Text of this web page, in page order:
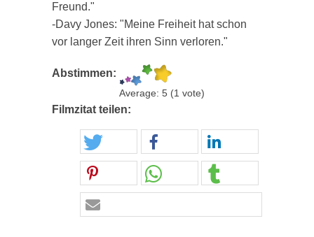
Freund."
-Davy Jones: "Meine Freiheit hat schon
vor langer Zeit ihren Sinn verloren."
Abstimmen:
Average: 5 (1 vote)
Filmzitat teilen: